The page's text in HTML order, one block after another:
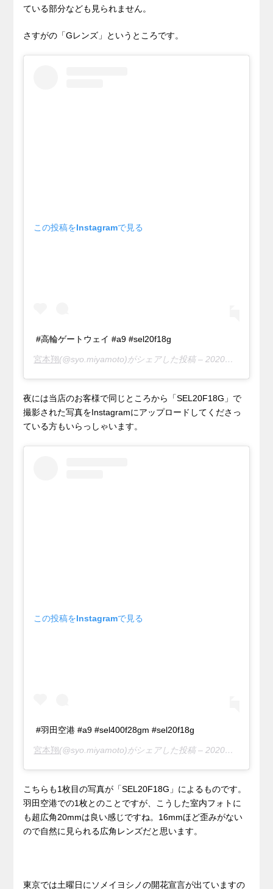
ている部分なども見られません。
さすがの「Gレンズ」というところです。
この投稿をInstagramで見る
#高輪ゲートウェイ #a9 #sel20f18g
宮本翔(@syo.miyamoto)がシェアした投稿 –2020年 3月月14日午前3時51分PDT
夜には当店のお客様で同じところから「SEL20F18G」で
撮影された写真をInstagramにアップロードしてくださっ
ている方もいらっしゃいます。
この投稿をInstagramで見る
#羽田空港 #a9 #sel400f28gm #sel20f18g
宮本翔(@syo.miyamoto)がシェアした投稿 –2020年 3月月13日午後8時45分PDT
こちらも1枚目の写真が「SEL20F18G」によるものです。
羽田空港での1枚とのことですが、こうした室内フォトに
も超広角20mmは良い感じですね。16mmほど歪みがない
ので自然に見られる広角レンズだと思います。
東京では土曜日にソメイヨシノの開花宣言が出ていますの